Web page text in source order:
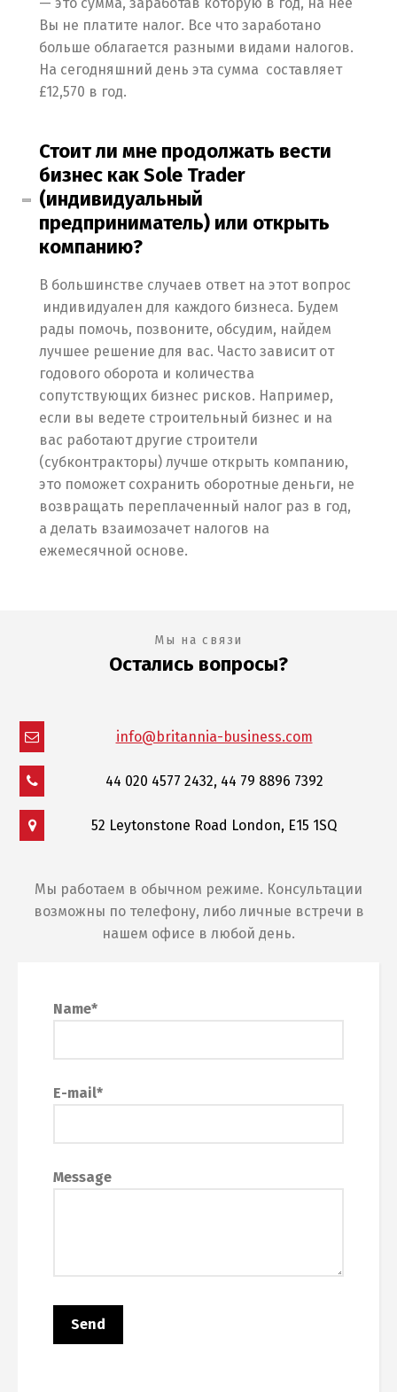
Вы не платите налог. Все что заработано
больше облагается разными видами налогов.
На сегодняшний день эта сумма составляет
£12,570 в год.
Стоит ли мне продолжать вести
бизнес как Sole Trader
(индивидуальный
предприниматель) или открыть
компанию?
В большинстве случаев ответ на этот вопрос
индивидуален для каждого бизнеса. Будем
рады помочь, позвоните, обсудим, найдем
лучшее решение для вас. Часто зависит от
годового оборота и количества
сопутствующих бизнес рисков. Например,
если вы ведете строительный бизнес и на
вас работают другие строители
(субконтракторы) лучше открыть компанию,
это поможет сохранить оборотные деньги, не
возвращать переплаченный налог раз в год,
а делать взаимозачет налогов на
ежемесячной основе.
Мы на связи
Остались вопросы?
info@britannia-business.com
44 020 4577 2432, 44 79 8896 7392
52 Leytonstone Road London, E15 1SQ
Мы работаем в обычном режиме. Консультации
возможны по телефону, либо личные встречи в
нашем офисе в любой день.
Name*
E-mail*
Message
Русский English